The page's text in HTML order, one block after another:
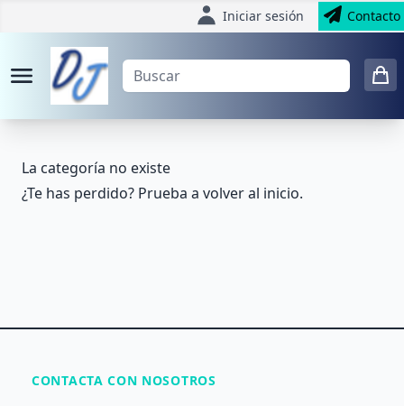
Iniciar sesión Contacto
La categoría no existe
¿Te has perdido? Prueba a volver al inicio.
CONTACTA CON NOSOTROS